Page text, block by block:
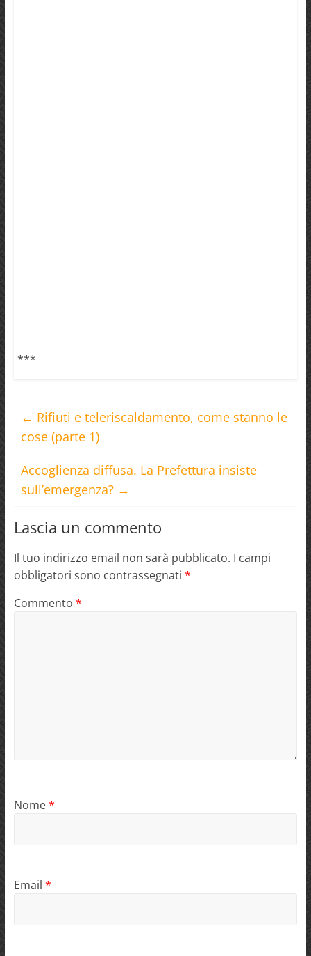
***
← Rifiuti e teleriscaldamento, come stanno le
cose (parte 1)
Accoglienza diffusa. La Prefettura insiste
sull’emergenza? →
Lascia un commento
Il tuo indirizzo email non sarà pubblicato. I campi
obbligatori sono contrassegnati *
Commento *
Nome*
Email *